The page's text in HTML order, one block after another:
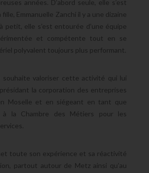
années. D’abord seule, elle s’est
fille, Emmanuelle Zanchi il y a une dizaine
petit, elle s’est entourée d’une équipe
et compétente tout en se
polyvalent toujours plus performant.
souhaite valoriser cette activité qui lui
la corporation des entreprises
Moselle et en siégeant en tant que
à la Chambre des Métiers pour les
toute son expérience et sa réactivité
partout autour de Metzainsi qu’au